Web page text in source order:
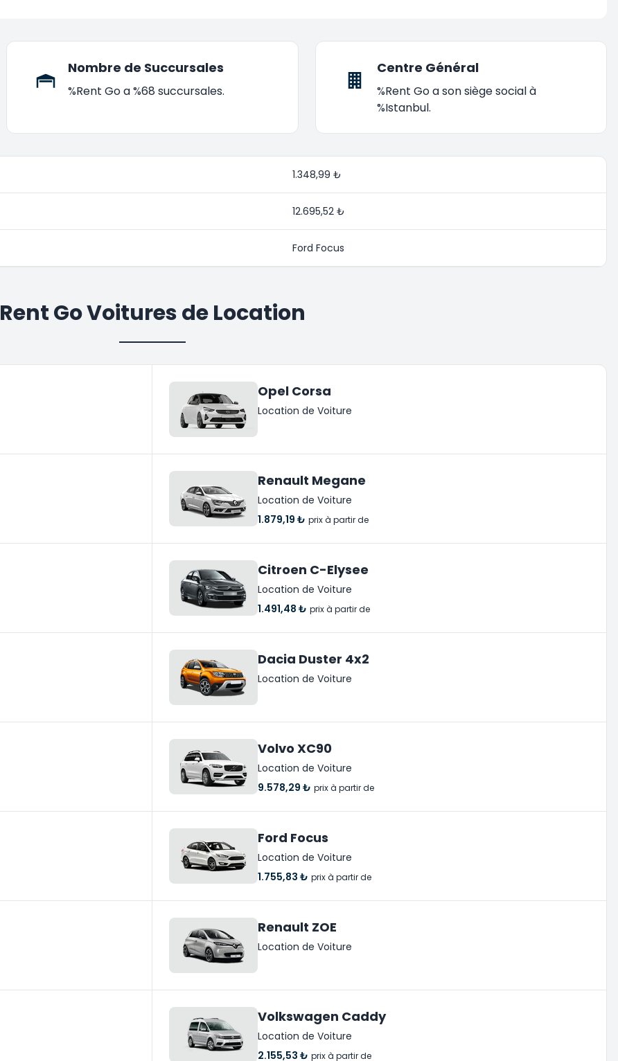
Nombre de Succursales
%Rent Go a %68 succursales.
Centre Général
%Rent Go a son siège social à
%Istanbul.
1.348,99 ₺
12.695,52 ₺
Ford Focus
Rent Go Voitures de Location
Opel Corsa
Location de Voiture
Renault Megane
Location de Voiture
1.879,19 ₺ prix à partir de
Citroen C-Elysee
Location de Voiture
1.491,48 ₺ prix à partir de
Dacia Duster 4x2
Location de Voiture
Volvo XC90
Location de Voiture
9.578,29 ₺ prix à partir de
Ford Focus
Location de Voiture
1.755,83 ₺ prix à partir de
Renault ZOE
Location de Voiture
Volkswagen Caddy
Location de Voiture
2.155,53 ₺ prix à partir de